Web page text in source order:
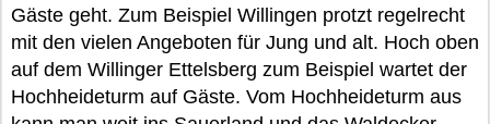
Gäste geht. Zum Beispiel Willingen protzt regelrecht
mit den vielen Angeboten für Jung und alt. Hoch oben
auf dem Willinger Ettelsberg zum Beispiel wartet der
Hochheideturm auf Gäste. Vom Hochheideturm aus